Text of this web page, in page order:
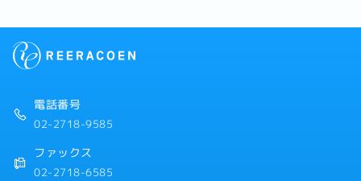
電話番号
02-2718-9585
ファックス
02-2718-6585